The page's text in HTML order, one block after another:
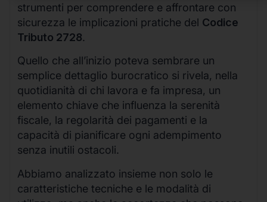
strumenti per comprendere e affrontare con
sicurezza le implicazioni pratiche del Codice
Tributo 2728.
Quello che all’inizio poteva sembrare un
semplice dettaglio burocratico si rivela, nella
quotidianità di chi lavora e fa impresa, un
elemento chiave che influenza la serenità
fiscale, la regolarità dei pagamenti e la
capacità di pianificare ogni adempimento
senza inutili ostacoli.
Abbiamo analizzato insieme non solo le
caratteristiche tecniche e le modalità di